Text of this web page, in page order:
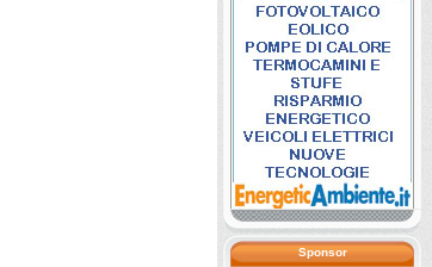
Sponsor